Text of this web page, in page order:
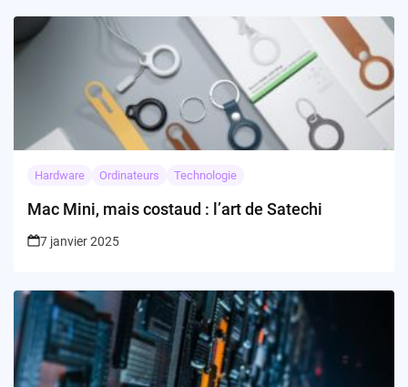
Hardware Ordinateurs Technologie
Mac Mini, mais costaud : l’art de Satechi
7 janvier 2025